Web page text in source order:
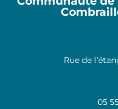
Rue de
05